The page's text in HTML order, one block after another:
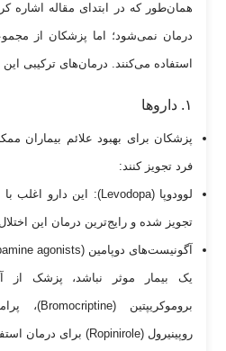
همان‌طور که در ابتدای مقاله اشاره
درمان نمی‌شود؛ اما پزشکان از
استفاده می‌کنند. درمان‌های ترکیبی این
۱. دارو‌ها
پزشکان برای بهبود علائم بیماران
فرد تجویز کنند:
تجویز شده و رایج‌ترین درمان این
یک بیمار موثر نباشد، پزشک از
روپینیرول (Ropinirole) برای درمان استفاده می‌کند.